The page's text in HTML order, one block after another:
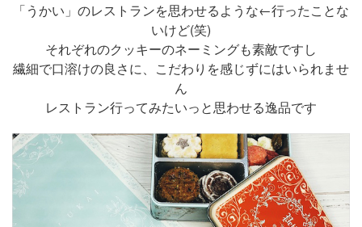
「うかい」のレストランを思わせるような←行ったことな
いけど(笑)
それぞれのクッキーのネーミングも素敵ですし
繊細で口溶けの良さに、こだわりを感じずにはいられませ
ん
レストラン行ってみたいっと思わせる逸品です